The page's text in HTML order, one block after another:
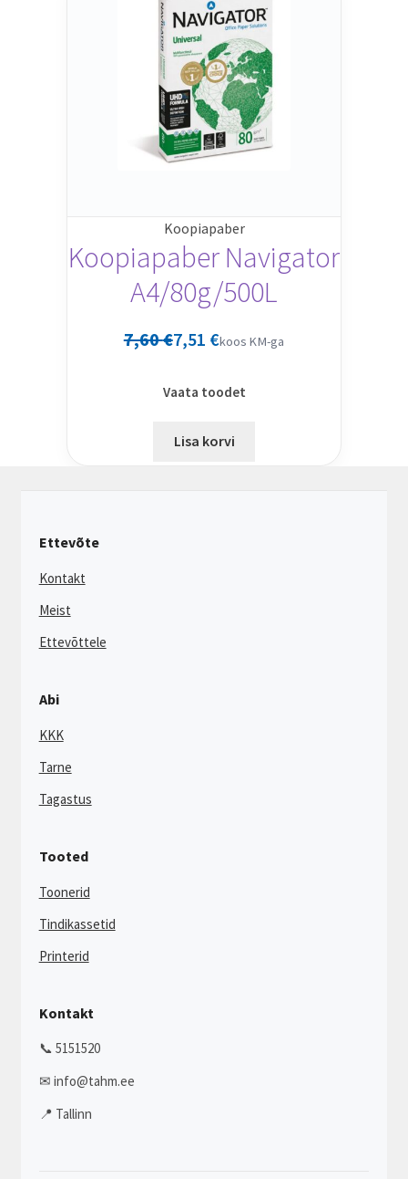
Koopiapaber
Koopiapaber Navigator
A4/80g/500L
7,60€7,51 €koos KM-ga
Vaata toodet
Lisa korvi
Ettevõte
Kontakt
Meist
Ettevõttele
Abi
KKK
Tarne
Tagastus
Tooted
Toonerid
Tindikassetid
Printerid
Kontakt
📞 5151520
✉ info@tahm.ee
📍 Tallinn